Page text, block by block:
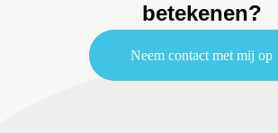
betekenen?
Neem contact met mij op